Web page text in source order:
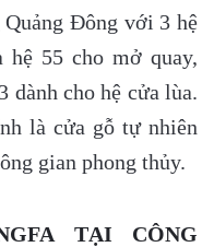
Đông với 3 hệ
hệ 55 cho mở quay,
dành cho hệ cửa lùa.
là cửa gỗ tự nhiên
gian phong thủy.
TẠI CÔNG